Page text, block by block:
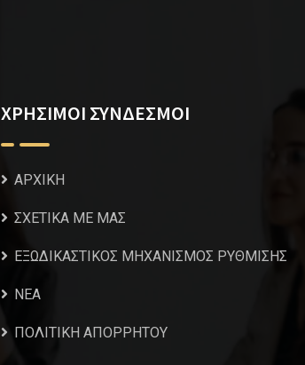
ΧΡΗΣΙΜΟΙ ΣΥΝΔΕΣΜΟΙ
ΑΡΧΙΚΗ
ΣΧΕΤΙΚΑ ΜΕ ΜΑΣ
ΕΞΩΔΙΚΑΣΤΙΚΟΣ ΜΗΧΑΝΙΣΜΟΣ ΡΥΘΜΙΣΗΣ
NEA
ΠΟΛΙΤΙΚΗ ΑΠΟΡΡΗΤΟΥ